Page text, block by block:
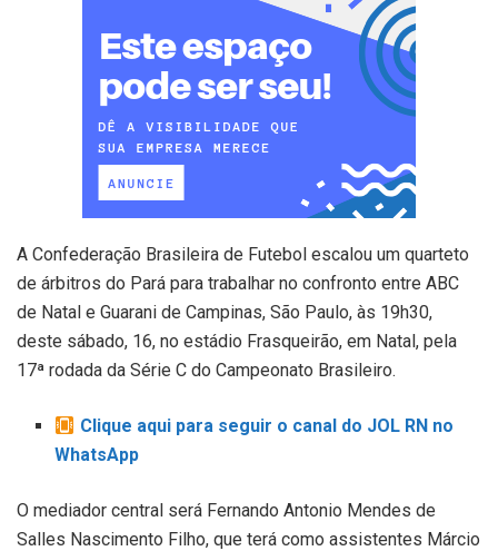
A Confederação Brasileira de Futebol escalou um quarteto
de árbitros do Pará para trabalhar no confronto entre ABC
de Natal e Guarani de Campinas, São Paulo, às 19h30,
deste sábado, 16, no estádio Frasqueirão, em Natal, pela
17ª rodada da Série C do Campeonato Brasileiro.
Clique aqui para seguir o canal do JOL RN no
WhatsApp
O mediador central será Fernando Antonio Mendes de
Salles Nascimento Filho, que terá como assistentes Márcio